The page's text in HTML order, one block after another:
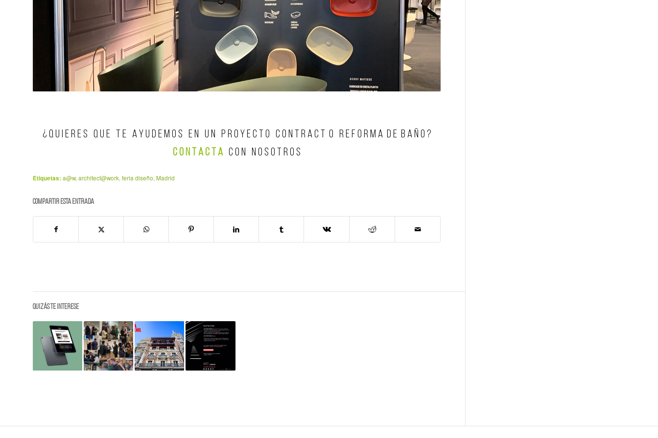
¿ Q U I E R E S Q U E T E A Y U D E M O S E N U N P R O Y E C T O C O N T R A C T O R E F O R M A D E B A Ñ O ?
C O N T A C T AC O N N O S O T R O S
Etiquetas: a@w, architect@work, feria diseño, Madrid
Compartir esta entrada
Quizás te interese